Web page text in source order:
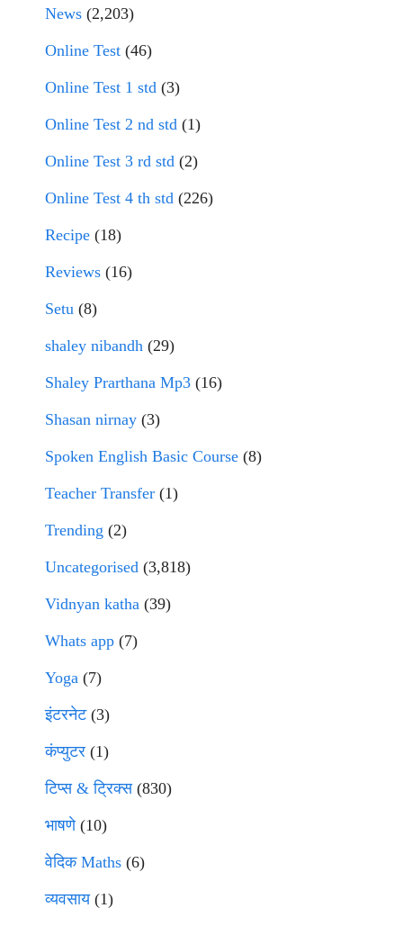
News (2,203)
Online Test (46)
Online Test 1 std (3)
Online Test 2 nd std (1)
Online Test 3 rd std (2)
Online Test 4 th std (226)
Recipe (18)
Reviews (16)
Setu (8)
shaley nibandh (29)
Shaley Prarthana Mp3 (16)
Shasan nirnay (3)
Spoken English Basic Course (8)
Teacher Transfer (1)
Trending (2)
Uncategorised (3,818)
Vidnyan katha (39)
Whats app (7)
Yoga (7)
इंटरनेट(3)
कंप्युटर (1)
टिप्स & ट्रिक्स(830)
भाषणे(10)
वेदिक Maths (6)
व्यवसाय(1)